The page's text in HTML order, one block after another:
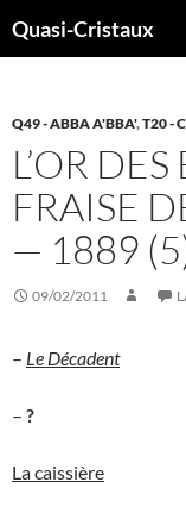
auQuasi-Cristaux
Q49 - ABBA A'BBA',T20 -
L’OR
FRAISE
— 1889
09/02/2011
– Le Décadent
– ?
La caissière